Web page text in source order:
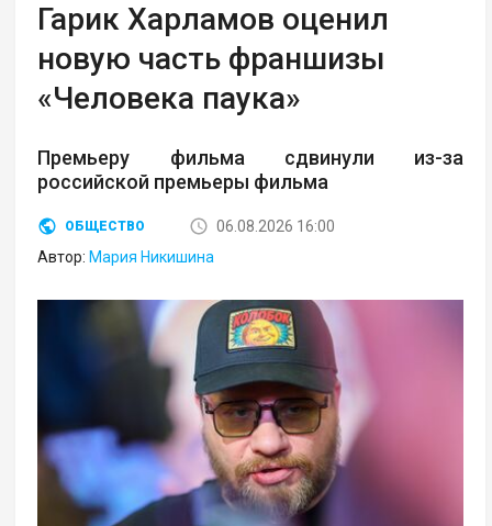
Гарик Харламов оценил
новую часть франшизы
«Человека паука»
Премьеру фильма сдвинули из-за
российской премьеры фильма
ОБЩЕСТВО
06.08.2026 16:00
Автор: Мария Никишина